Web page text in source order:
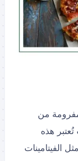
من
هذه
الفيتامينات